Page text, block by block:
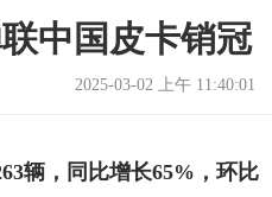
中国皮卡销冠
2025-03-02 上午 11:40:01
辆，同比增长65%，环比